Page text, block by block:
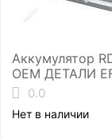
Аккумулятор
OEM ДЕТАЛИ
(24410-JD22A
0.0
Нет в наличии